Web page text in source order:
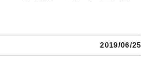
2019/06/25